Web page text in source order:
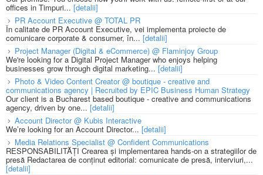
offices in Timpuri... [detalii]
PR Account Executive @ TOTAL PR
În calitate de PR Account Executive, vei implementa proiecte de
comunicare corporate & consumer, în... [detalii]
Project Manager (Digital & eCommerce) @ Flaminjoy Group
We're looking for a Digital Project Manager who enjoys helping
businesses grow through digital marketing... [detalii]
Photo & Video Content Creator @ boutique - creative and
communications agency | Recruited by EPIC Business Human Strategy
Our client is a Bucharest based boutique - creative and communications
agency, driven by one... [detalii]
Account Director @ Kubis Interactive
We’re looking for an Account Director... [detalii]
Media Relations Specialist @ Confident Communications
RESPONSABILITĂȚI Crearea și implementarea hands-on a strategiilor de
presă Redactarea de conținut editorial: comunicate de presă, interviuri,...
[detalii]